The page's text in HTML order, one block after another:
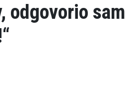
odgovorio sam